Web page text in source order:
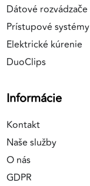
Dátové rozvádzače
Prístupové systémy
Elektrické kúrenie
DuoClips
Informácie
Kontakt
Naše služby
O nás
GDPR